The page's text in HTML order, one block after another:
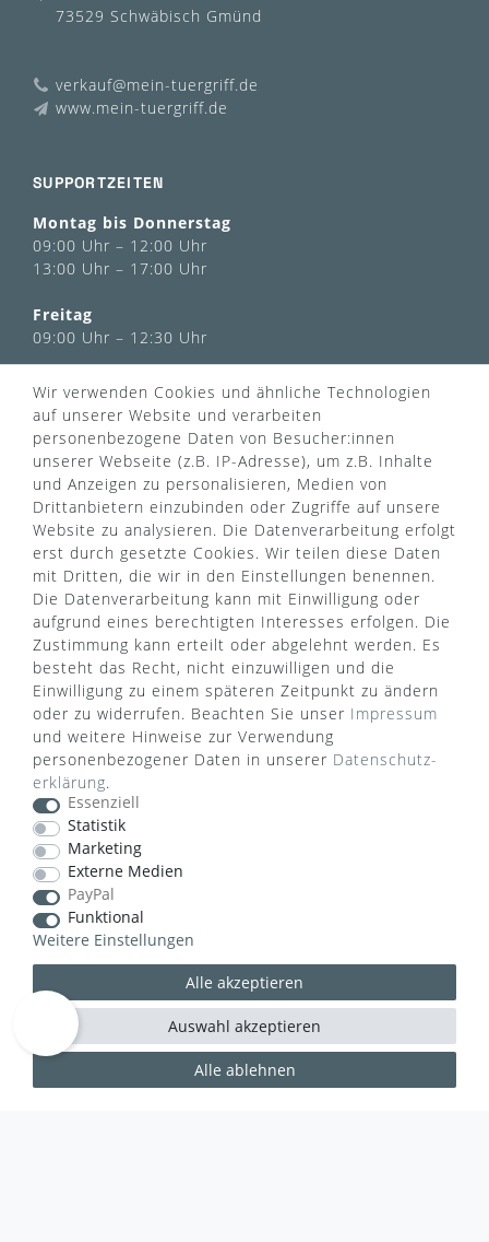
73529 Schwäbisch Gmünd
verkauf@mein-tuergriff.de
www.mein-tuergriff.de
SUPPORTZEITEN
Montag bis Donnerstag
09:00 Uhr – 12:00 Uhr
13:00 Uhr – 17:00 Uhr
Freitag
09:00 Uhr – 12:30 Uhr
INFORMATIONEN
Über uns
Kontaktformular
FAQ
Türgriff Lexikon
Widerrufsrecht
Sitemap
AGB
Zahlung & Versand
Datenschutz
Impressum
Rücksendung
Markenwelt
Widerruf erklären
ZAHLUNGSARTEN
VERSANDART
Wir verwenden Cookies und ähnliche Technologien
auf unserer Website und verarbeiten
personenbezogene Daten von Besucher:innen
unserer Webseite (z.B. IP-Adresse), um z.B. Inhalte
und Anzeigen zu personalisieren, Medien von
Drittanbietern einzubinden oder Zugriffe auf unsere
Website zu analysieren. Die Datenverarbeitung erfolgt
erst durch gesetzte Cookies. Wir teilen diese Daten
mit Dritten, die wir in den Einstellungen benennen.
Die Datenverarbeitung kann mit Einwilligung oder
aufgrund eines berechtigten Interesses erfolgen. Die
Zustimmung kann erteilt oder abgelehnt werden. Es
besteht das Recht, nicht einzuwilligen und die
Einwilligung zu einem späteren Zeitpunkt zu ändern
oder zu widerrufen. Beachten Sie unser Impressum
und weitere Hinweise zur Verwendung
personenbezogener Daten in unserer Daten­schutz­
erklärung.
Essenziell
Statistik
Marketing
Externe Medien
PayPal
Funktional
Weitere Einstellungen
Alle akzeptieren
Alle ablehnen
Auswahl akzeptieren